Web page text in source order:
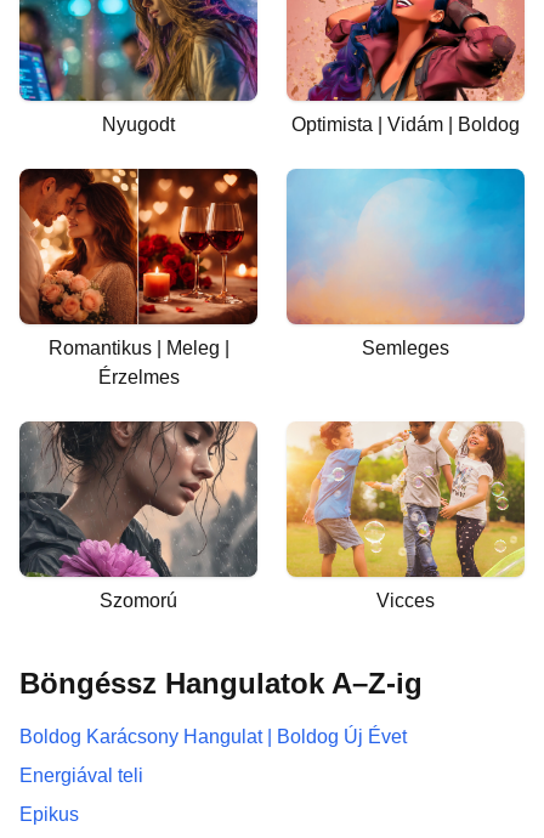
Nyugodt Optimista | Vidám | Boldog
Romantikus | Meleg |
Érzelmes
Semleges
Szomorú Vicces
Böngéssz Hangulatok A–Z-ig
Boldog Karácsony Hangulat | Boldog Új Évet
Energiával teli
Epikus